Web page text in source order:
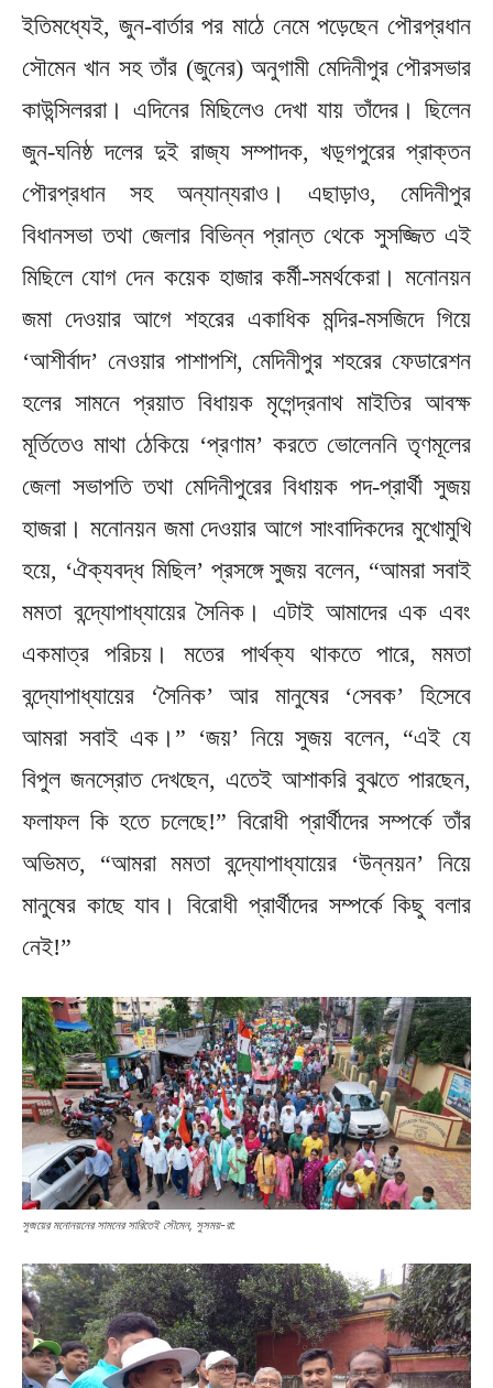
ইতিমধ্যেই, জুন-বার্তার পর মাঠে নেমে পড়েছেন পৌরপ্রধান
সৌমেন খান সহ তাঁর (জুনের) অনুগামী মেদিনীপুর পৌরসভার
কাউন্সিলররা। এদিনের মিছিলেও দেখা যায় তাঁদের। ছিলেন
জুন-ঘনিষ্ঠ দলের দুই রাজ্য সম্পাদক, খড়্গপুরের প্রাক্তন
পৌরপ্রধান সহ অন্যান্যরাও। এছাড়াও, মেদিনীপুর
বিধানসভা তথা জেলার বিভিন্ন প্রান্ত থেকে সুসজ্জিত এই
মিছিলে যোগ দেন কয়েক হাজার কর্মী-সমর্থকেরা। মনোনয়ন
জমা দেওয়ার আগে শহরের একাধিক মন্দির-মসজিদে গিয়ে
‘আশীর্বাদ’ নেওয়ার পাশাপশি, মেদিনীপুর শহরের ফেডারেশন
হলের সামনে প্রয়াত বিধায়ক মৃগেন্দ্রনাথ মাইতির আবক্ষ
মূর্তিতেও মাথা ঠেকিয়ে ‘প্রণাম’ করতে ভোলেননি তৃণমূলের
জেলা সভাপতি তথা মেদিনীপুরের বিধায়ক পদ-প্রার্থী সুজয়
হাজরা। মনোনয়ন জমা দেওয়ার আগে সাংবাদিকদের মুখোমুখি
হয়ে, ‘ঐক্যবদ্ধ মিছিল’ প্রসঙ্গে সুজয় বলেন, “আমরা সবাই
মমতা বন্দ্যোপাধ্যায়ের সৈনিক। এটাই আমাদের এক এবং
একমাত্র পরিচয়। মতের পার্থক্য থাকতে পারে, মমতা
বন্দ্যোপাধ্যায়ের ‘সৈনিক’ আর মানুষের ‘সেবক’ হিসেবে
আমরা সবাই এক।” ‘জয়’ নিয়ে সুজয় বলেন, “এই যে
বিপুল জনস্রোত দেখছেন, এতেই আশাকরি বুঝতে পারছেন,
ফলাফল কি হতে চলেছে!” বিরোধী প্রার্থীদের সম্পর্কে তাঁর
অভিমত, “আমরা মমতা বন্দ্যোপাধ্যায়ের ‘উন্নয়ন’ নিয়ে
মানুষের কাছে যাব। বিরোধী প্রার্থীদের সম্পর্কে কিছু বলার
নেই!”
সুজয়ের মনোনয়নের সামনের সারিতেই সৌমেন, সুসময়-রা: